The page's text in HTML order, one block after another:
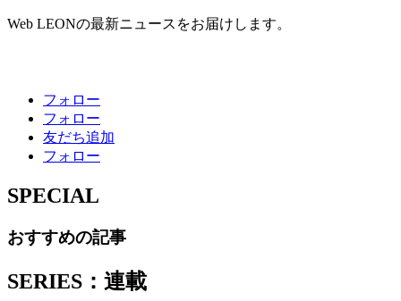
Web LEONの最新ニュースをお届けします。
フォロー
フォロー
友だち追加
フォロー
SPECIAL
おすすめの記事
SERIES：連載